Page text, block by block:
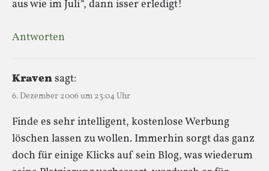
aus wie im Juli“, dann isser erledigt!
Antworten
Kravensagt:
6. Dezember 2006 um 23:04 Uhr
Finde es sehr intelligent, kostenlose Werbung
löschen lassen zu wollen. Immerhin sorgt das ganz
doch für einige Klicks auf sein Blog, was wiederum